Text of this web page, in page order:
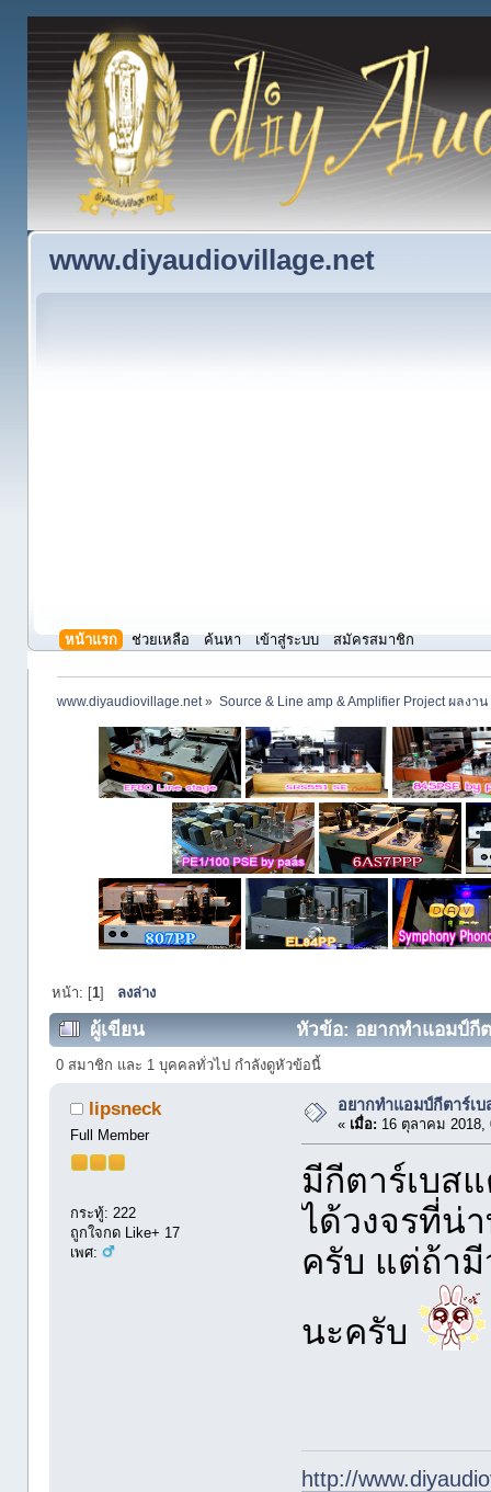
www.diyaudiovillage.net
หน้าแรก ช่วยเหลือ ค้นหา เข้าสู่ระบบ สมัครสมาชิก
www.diyaudiovillage.net» Source & Line amp & Amplifier Project ผลงาน
หน้า: [1] ลงล่าง
ผู้เขียน หัวข้อ: อยากทำแอมป์กี
0 สมาชิก และ 1 บุคคลทั่วไป กำลังดูหัวข้อนี้
lipsneck
Full Member
กระทู้: 222
ถูกใจกด Like+ 17
เพศ:
อยากทำแอมป์กีตาร์เ
« เมื่อ: 16 ตุลาคม 2018,
มีกีตาร์เบส
ได้วงจรที่น่
ครับ แต่ถ้า
นะครับ
http://